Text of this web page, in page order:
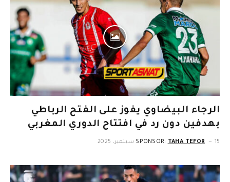
الرجاء البيضاوي يفوز على الفتح الرباطي
بهدفين دون رد في افتتاح الدوري المغربي
SPONSOR: TAHA TEFOR 15 سبتمبر، 2025